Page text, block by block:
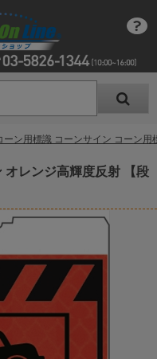
ーン用標識 コーンサイン コーン用
オレンジ高輝度反射 【段